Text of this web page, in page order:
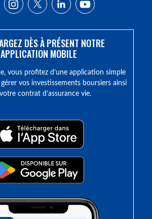
DÈS À PRÉSENT NOTRE
APPLICATION MOBILE
vous profitez d’une application simple
vos investissements boursiers ainsi
contrat d’assurance vie.